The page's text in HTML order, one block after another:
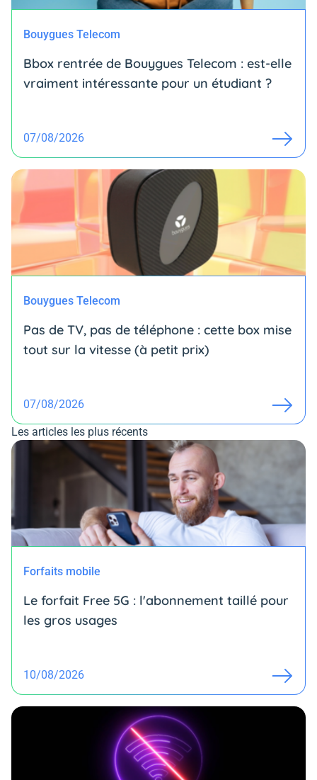
Bouygues Telecom
Bbox rentrée de Bouygues Telecom : est-elle
vraiment intéressante pour un étudiant ?
07/08/2026
Bouygues Telecom
Pas de TV, pas de téléphone : cette box mise
tout sur la vitesse (à petit prix)
07/08/2026
Les articles les plus récents
Forfaits mobile
Le forfait Free 5G : l'abonnement taillé pour
les gros usages
10/08/2026